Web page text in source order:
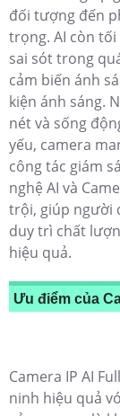
đối tượng đến
trọng. AI còn
sai sót trong
cảm biến ánh
kiện ánh sáng.
nét và sống
yếu, camera
công tác giám
nghệ AI và
trội, giúp người
duy trì chất
hiệu quả.
Ưu điểm của
Camera IP AI
ninh hiệu quả